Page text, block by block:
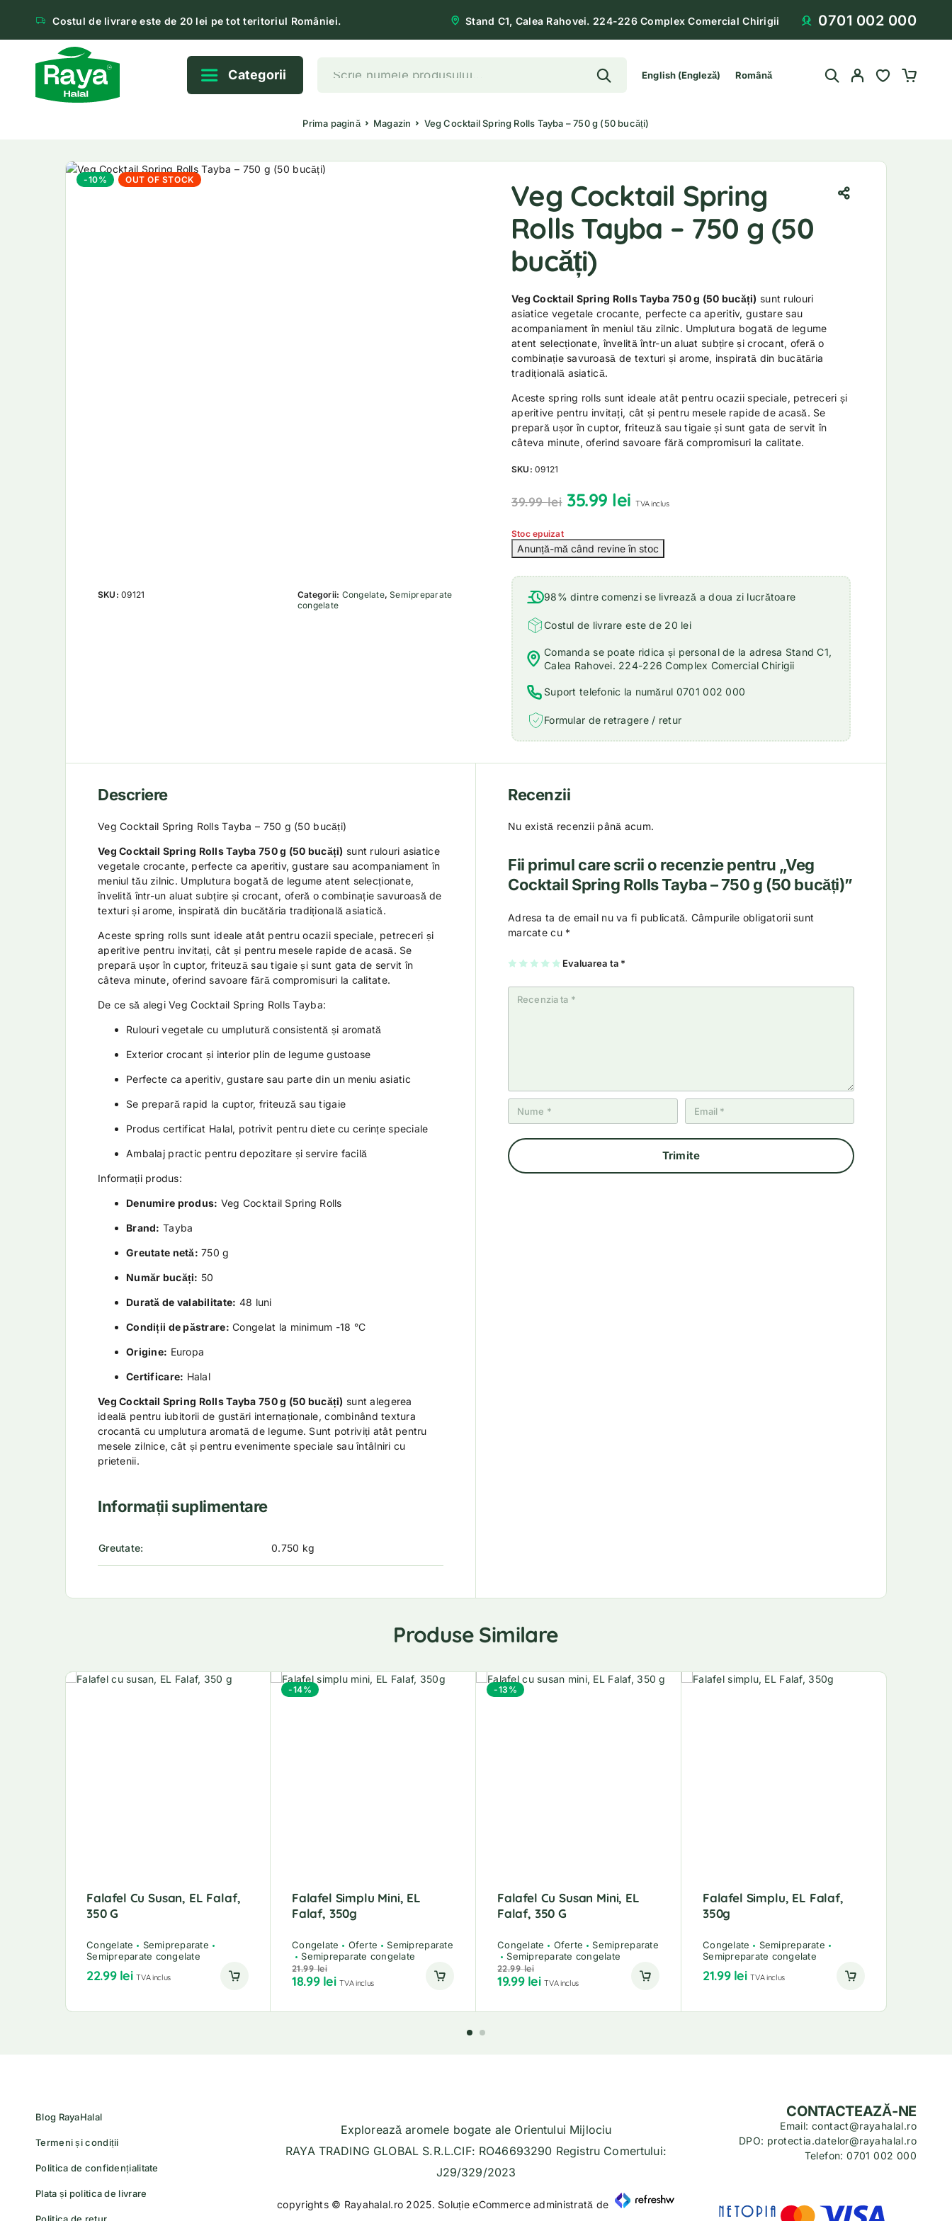
Costul de livrare este de 20 lei pe tot teritoriul României. Stand C1, Calea Rahovei. 224-226 Complex Comercial Chirigii 0701 002 000
Categorii English(Engleză) Română
Prima pagină Magazin Veg Cocktail Spring Rolls Tayba – 750 g (50 bucăți)
-10% OUT OF STOCK
SKU:09121 Categorii: Congelate,Semipreparate
congelate
Veg Cocktail Spring
Rolls Tayba – 750 g (50
bucăți)
Veg Cocktail Spring Rolls Tayba 750 g (50 bucăți) sunt rulouri
asiatice vegetale crocante, perfecte ca aperitiv, gustare sau
acompaniament în meniul tău zilnic. Umplutura bogată de legume
atent selecționate, învelită într-un aluat subțire și crocant, oferă o
combinație savuroasă de texturi și arome, inspirată din bucătăria
tradițională asiatică.
Aceste spring rolls sunt ideale atât pentru ocazii speciale, petreceri și
aperitive pentru invitați, cât și pentru mesele rapide de acasă. Se
prepară ușor în cuptor, friteuză sau tigaie și sunt gata de servit în
câteva minute, oferind savoare fără compromisuri la calitate.
SKU:09121
39.99lei 35.99 lei TVA inclus
Stoc epuizat
98% dintre comenzi se livrează a doua zi lucrătoare
Costul de livrare este de 20 lei
Comanda se poate ridica și personal de la adresa Stand C1,
Calea Rahovei. 224-226 Complex Comercial Chirigii
Suport telefonic la numărul 0701 002 000
Formular de retragere / retur
Descriere
Veg Cocktail Spring Rolls Tayba – 750 g (50 bucăți)
Veg Cocktail Spring Rolls Tayba 750 g (50 bucăți) sunt rulouri asiatice
vegetale crocante, perfecte ca aperitiv, gustare sau acompaniament în
meniul tău zilnic. Umplutura bogată de legume atent selecționate,
învelită într-un aluat subțire și crocant, oferă o combinație savuroasă de
texturi și arome, inspirată din bucătăria tradițională asiatică.
Aceste spring rolls sunt ideale atât pentru ocazii speciale, petreceri și
aperitive pentru invitați, cât și pentru mesele rapide de acasă. Se
prepară ușor în cuptor, friteuză sau tigaie și sunt gata de servit în
câteva minute, oferind savoare fără compromisuri la calitate.
De ce să alegi Veg Cocktail Spring Rolls Tayba:
Rulouri vegetale cu umplutură consistentă și aromată
Exterior crocant și interior plin de legume gustoase
Perfecte ca aperitiv, gustare sau parte din un meniu asiatic
Se prepară rapid la cuptor, friteuză sau tigaie
Produs certificat Halal, potrivit pentru diete cu cerințe speciale
Ambalaj practic pentru depozitare și servire facilă
Informații produs:
Denumire produs: Veg Cocktail Spring Rolls
Brand: Tayba
Greutate netă: 750 g
Număr bucăți: 50
Durată de valabilitate: 48 luni
Condiții de păstrare: Congelat la minimum -18 °C
Origine: Europa
Certificare: Halal
Veg Cocktail Spring Rolls Tayba 750 g (50 bucăți) sunt alegerea
ideală pentru iubitorii de gustări internaționale, combinând textura
crocantă cu umplutura aromată de legume. Sunt potriviți atât pentru
mesele zilnice, cât și pentru evenimente speciale sau întâlniri cu
prietenii.
Informații suplimentare
Greutate 0.750 kg
Recenzii
Nu există recenzii până acum.
Fii primul care scrii o recenzie pentru „Veg
Cocktail Spring Rolls Tayba – 750 g (50 bucăți)”
Adresa ta de email nu va fi publicată. Câmpurile obligatorii sunt
marcate cu *
Evaluarea ta *
U
n
2
5
st
el
3
5
st
el
4
5
st
el
5
5
st
el
Produse Similare
Falafel Cu Susan, EL Falaf,
350 G
Congelate
Semipreparate
Semipreparate congelate
22.99 lei TVA inclus
-14%
Falafel Simplu Mini, EL
Falaf, 350g
Congelate Oferte
Semipreparate
Semipreparate congelate
21.99lei
18.99 lei TVA inclus
-13%
Falafel Cu Susan Mini, EL
Falaf, 350 G
Congelate Oferte
Semipreparate
Semipreparate congelate
22.99lei
19.99 lei TVA inclus
Falafel Simplu, EL Falaf,
350g
Congelate
Semipreparate
Semipreparate congelate
21.99 lei TVA inclus
Blog RayaHalal
Termeni și condiții
Politica de confidențialitate
Plata și politica de livrare
Explorează aromele bogate ale Orientului Mijlociu
RAYA TRADING GLOBAL S.R.L.CIF: RO46693290 Registru Comertului:
J29/329/2023
copyrights © Rayahalal.ro 2025. Soluție eCommerce administrată de
CONTACTEAZĂ-NE
Email: contact@rayahalal.ro
DPO: protectia.datelor@rayahalal.ro
Telefon: 0701 002 000